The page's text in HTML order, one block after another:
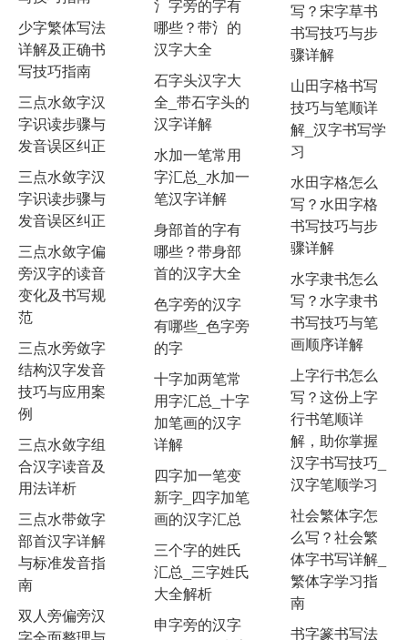
少字繁体写法
详解及正确书
写技巧指南
三点水敛字汉
字识读步骤与
发音误区纠正
三点水敛字汉
字识读步骤与
发音误区纠正
三点水敛字偏
旁汉字的读音
变化及书写规
范
三点水旁敛字
结构汉字发音
技巧与应用案
例
三点水敛字组
合汉字读音及
用法详析
三点水带敛字
部首汉字详解
与标准发音指
南
双人旁偏旁汉
氵字旁的字有
哪些？带氵的
汉字大全
石字头汉字大
全_带石字头的
汉字详解
水加一笔常用
字汇总_水加一
笔汉字详解
身部首的字有
哪些？带身部
首的汉字大全
色字旁的汉字
有哪些_色字旁
的字
十字加两笔常
用字汇总_十字
加笔画的汉字
详解
四字加一笔变
新字_四字加笔
画的汉字汇总
三个字的姓氏
汇总_三字姓氏
大全解析
申字旁的汉字
写？宋字草书
书写技巧与步
骤详解
山田字格书写
技巧与笔顺详
解_汉字书写学
习
水田字格怎么
写？水田字格
书写技巧与步
骤详解
水字隶书怎么
写？水字隶书
书写技巧与笔
画顺序详解
上字行书怎么
写？这份上字
行书笔顺详
解，助你掌握
汉字书写技巧_
汉字笔顺学习
社会繁体字怎
么写？社会繁
体字书写详解_
繁体字学习指
南
书字篆书写法